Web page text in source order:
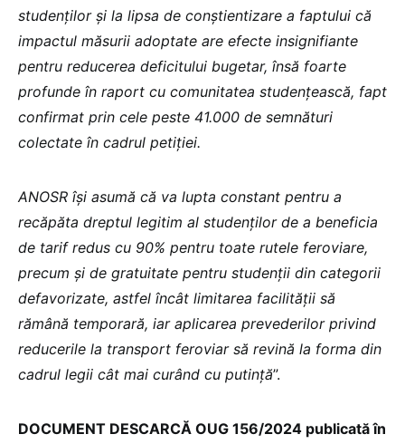
studenților și la lipsa de conștientizare a faptului că
impactul măsurii adoptate are efecte insignifiante
pentru reducerea deficitului bugetar, însă foarte
profunde în raport cu comunitatea studențească, fapt
confirmat prin cele peste 41.000 de semnături
colectate în cadrul petiției.
ANOSR își asumă că va lupta constant pentru a
recăpăta dreptul legitim al studenților de a beneficia
de tarif redus cu 90% pentru toate rutele feroviare,
precum și de gratuitate pentru studenții din categorii
defavorizate, astfel încât limitarea facilității să
rămână temporară, iar aplicarea prevederilor privind
reducerile la transport feroviar să revină la forma din
cadrul legii cât mai curând cu putință”.
DOCUMENT DESCARCĂ OUG 156/2024 publicată în